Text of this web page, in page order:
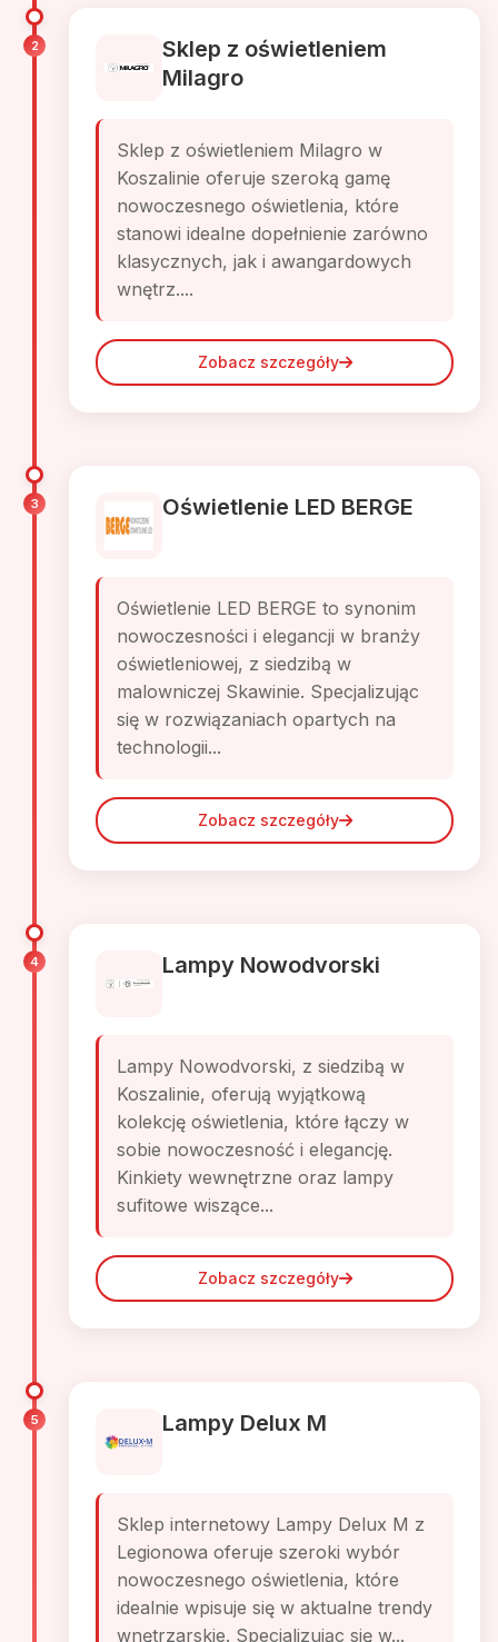
2
Sklep z oświetleniem
Milagro
Sklep z oświetleniem Milagro w
Koszalinie oferuje szeroką gamę
nowoczesnego oświetlenia, które
stanowi idealne dopełnienie zarówno
klasycznych, jak i awangardowych
wnętrz....
Zobacz szczegóły
3 Oświetlenie LED BERGE
Oświetlenie LED BERGE to synonim
nowoczesności i elegancji w branży
oświetleniowej, z siedzibą w
malowniczej Skawinie. Specjalizując
się w rozwiązaniach opartych na
technologii...
Zobacz szczegóły
4 Lampy Nowodvorski
Lampy Nowodvorski, z siedzibą w
Koszalinie, oferują wyjątkową
kolekcję oświetlenia, które łączy w
sobie nowoczesność i elegancję.
Kinkiety wewnętrzne oraz lampy
sufitowe wiszące...
Zobacz szczegóły
5 Lampy Delux M
Sklep internetowy Lampy Delux M z
Legionowa oferuje szeroki wybór
nowoczesnego oświetlenia, które
idealnie wpisuje się w aktualne trendy
wnętrzarskie. Specjalizując się w...